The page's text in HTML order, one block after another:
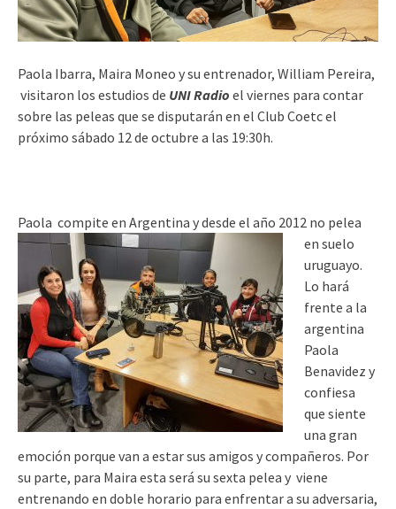
Paola Ibarra, Maira Moneo y su entrenador, William Pereira,
visitaron los estudios de UNI Radio el viernes para contar
sobre las peleas que se disputarán en el Club Coetc el
próximo sábado 12 de octubre a las 19:30h.
Paola compite en Argentina y desde el año 2012 no pelea
en suelo
uruguayo.
Lo hará
frente a la
argentina
Paola
Benavidez y
confiesa
que siente
una gran
emoción porque van a estar sus amigos y compañeros. Por
su parte, para Maira esta será su sexta pelea y viene
entrenando en doble horario para enfrentar a su adversaria,